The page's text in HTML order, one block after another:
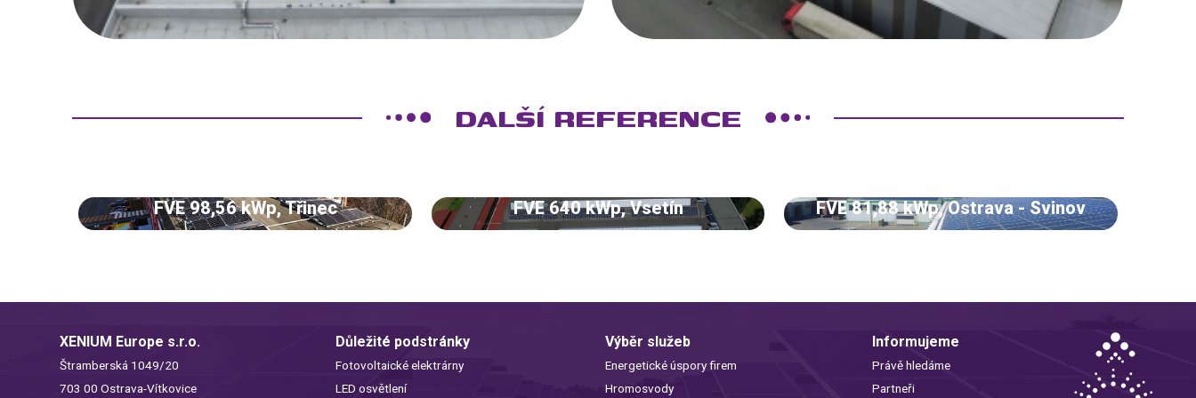
DALŠÍ REFERENCE
FVE 98,56 kWp, Třinec FVE 640 kWp, Vsetín FVE 81,88 kWp, Ostrava - Svinov
XENIUM Europe s.r.o.
Štramberská 1049/20
703 00 Ostrava-Vítkovice
Důležité podstránky
Fotovoltaické elektrárny
LED osvětlení
Výběr služeb
Energetické úspory firem
Hromosvody
Informujeme
Právě hledáme
Partneři